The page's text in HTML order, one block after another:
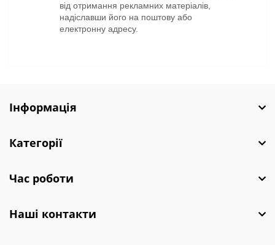
від отримання рекламних матеріалів,
надіславши його на поштову або
електронну адресу.
Інформація
Категорії
Час роботи
Наші контакти